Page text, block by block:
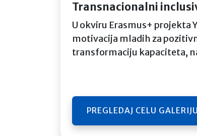
Transnacionalni
U okviru Erasmus+ projekta
motivacija mladih za
transformaciju kapaciteta,
PREGLEDAJ CELU GALERIJU